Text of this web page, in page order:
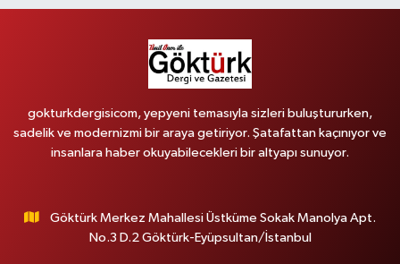
gokturkdergisicom, yepyeni temasıyla sizleri buluştururken,
sadelik ve modernizmi bir araya getiriyor. Şatafattan kaçınıyor ve
insanlara haber okuyabilecekleri bir altyapı sunuyor.
Göktürk Merkez Mahallesi Üstküme Sokak Manolya Apt.
No.3 D.2 Göktürk-Eyüpsultan/İstanbul